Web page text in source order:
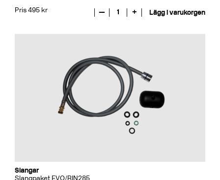
Pris 495 kr — 1 + Lägg i varukorgen
Slangar
Slangpaket EVO/RIN285